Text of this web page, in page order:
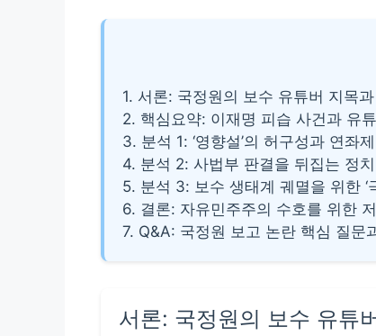
1. 서론: 국정원의 보수 유튜버 지목
2. 핵심요약: 이재명 피습 사건과 유
3. 분석 1: ‘영향설’의 허구성과 연좌
4. 분석 2: 사법부 판결을 뒤집는 정
5. 분석 3: 보수 생태계 궤멸을 위한 ‘
6. 결론: 자유민주주의 수호를 위한
7. Q&A: 국정원 보고 논란 핵심 질문
서론: 국정원의 보수 유튜